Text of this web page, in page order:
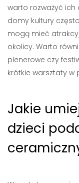
warto rozważyć ich
domy kultury
mogą mieć
okolicy. Warto
plenerowe czy
krótkie warsztaty w
Jakie
dzieci